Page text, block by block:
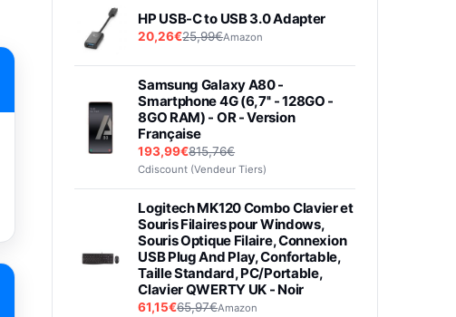
HP USB-C to USB 3.0 Adapter
20,26€25,99€Amazon
Samsung Galaxy A80 -
Smartphone 4G (6,7'' - 128GO -
8GO RAM) - OR - Version
Française
193,99€815,76€
Cdiscount (Vendeur Tiers)
Logitech MK120 Combo Clavier et
Souris Filaires pour Windows,
Souris Optique Filaire, Connexion
USB Plug And Play, Confortable,
Taille Standard, PC/Portable,
Clavier QWERTY UK - Noir
61,15€65,97€Amazon